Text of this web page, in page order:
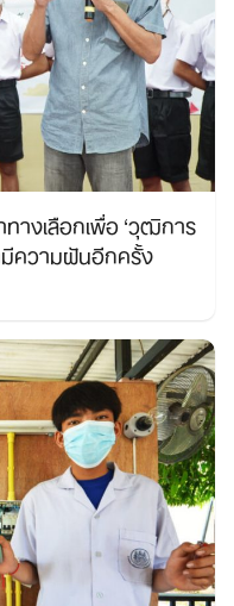
ทางเลือกเพื่อ ‘วุฒิการ
มีความฝันอีกครั้ง